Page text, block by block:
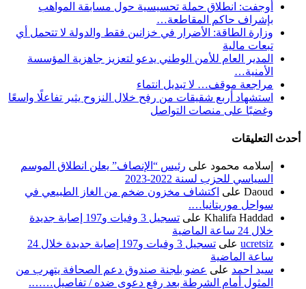
أوجفت: انطلاق حملة تحسيسية حول مسابقة المواهب
بإشراف حاكم المقاطعة…
وزارة الطاقة: الأضرار في خزانين فقط والدولة لا تتحمل أي
تبعات مالية
المدير العام للأمن الوطني يدعو لتعزيز جاهزية المؤسسة
الأمنية…
مراجعة موقف… لا تبديل انتماء
استشهاد أربع شقيقات من رفح خلال النزوح يثير تفاعلًا واسعًا
وغضبًا على منصات التواصل
أحدث التعليقات
إسلامه محمود على رئيس “الإنصاف” يعلن انطلاق الموسم
السياسي للحزب لسنة 2022-2023
Daoud على اكتشاف مخزون ضخم من الغاز الطبيعي في
سواحل موريتانيا….
Khalifa Haddad على
تسجيل 3 وفيات و197 إصابة جديدة
خلال 24 ساعة الماضية
ucretsiz على
تسجيل 3 وفيات و197 إصابة جديدة خلال 24
ساعة الماضية
سيد احمد على عضو بلجنة صندوق دعم الصحافة يتهرب من
المثول أمام الشرطة بعد رفع دعوى ضده / تفاصيل…….